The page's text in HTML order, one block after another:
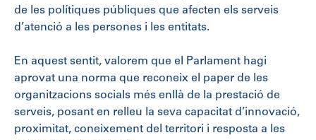
de les polítiques públiques que afecten els serveis
d’atenció a les persones i les entitats.
En aquest sentit, valorem que el Parlament hagi
aprovat una norma que reconeix el paper de les
organitzacions socials més enllà de la prestació de
serveis, posant en relleu la seva capacitat d’innovació,
proximitat, coneixement del territori i resposta a les